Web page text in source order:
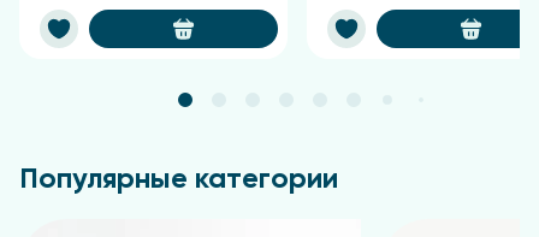
Популярные категории